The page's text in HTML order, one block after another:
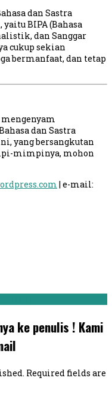
dan Sastra
BIPA (Bahasa
dan Sanggar
cukup sekian
bermanfaat, dan tetap
mengenyam
dan Sastra
yang bersangkutan
mimpinya, mohon
| e-mail:
ke penulis ! Kami
Required fields are